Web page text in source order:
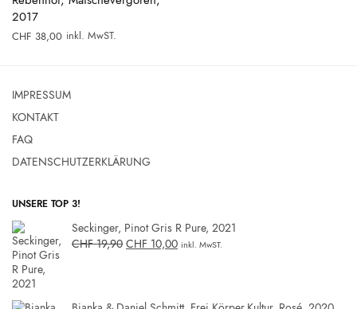
2017
CHF 38,00 inkl. MwST.
IMPRESSUM
KONTAKT
FAQ
DATENSCHUTZERKLÄRUNG
UNSERE TOP 3!
Seckinger, Pinot Gris R Pure, 2021
CHF19,90 CHF 10,00 inkl. MwST.